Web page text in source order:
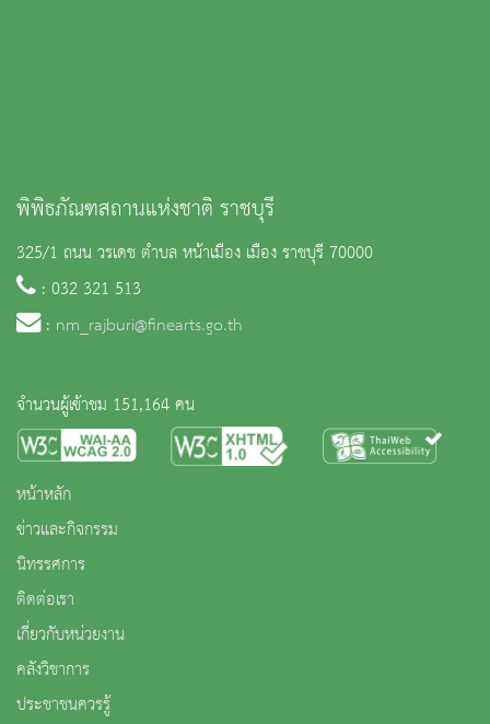
พิพิธภัณฑสถานแห่งชาติ ราชบุรี
325/1 ถนน วรเดช ตำบล หน้าเมือง เมือง ราชบุรี 70000
: 032 321 513
: nm_rajburi@finearts.go.th
จำนวนผู้เข้าชม 151,164 คน
หน้าหลัก
ข่าวและกิจกรรม
นิทรรศการ
ติดต่อเรา
เกี่ยวกับหน่วยงาน
คลังวิชาการ
ประชาชนควรรู้